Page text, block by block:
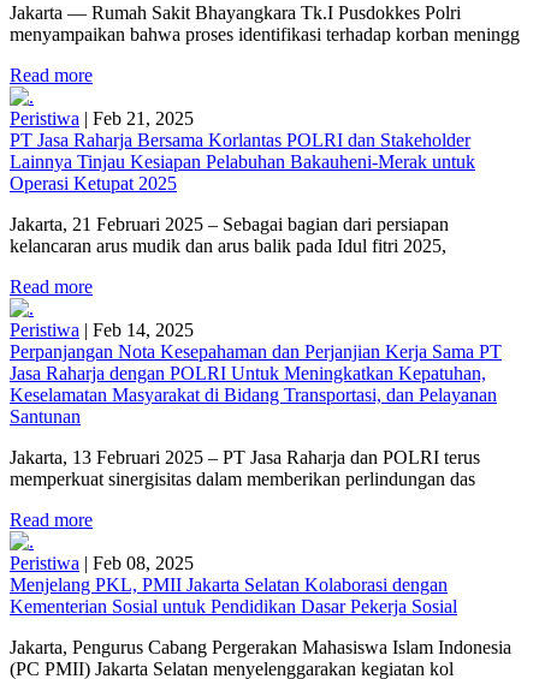
Jakarta — Rumah Sakit Bhayangkara Tk.I Pusdokkes Polri
menyampaikan bahwa proses identifikasi terhadap korban meningg
Read more
Peristiwa | Feb 21, 2025
PT Jasa Raharja Bersama Korlantas POLRI dan Stakeholder
Lainnya Tinjau Kesiapan Pelabuhan Bakauheni-Merak untuk
Operasi Ketupat 2025
Jakarta, 21 Februari 2025 – Sebagai bagian dari persiapan
kelancaran arus mudik dan arus balik pada Idul fitri 2025,
Read more
Peristiwa | Feb 14, 2025
Perpanjangan Nota Kesepahaman dan Perjanjian Kerja Sama PT
Jasa Raharja dengan POLRI Untuk Meningkatkan Kepatuhan,
Keselamatan Masyarakat di Bidang Transportasi, dan Pelayanan
Santunan
Jakarta, 13 Februari 2025 – PT Jasa Raharja dan POLRI terus
memperkuat sinergisitas dalam memberikan perlindungan das
Read more
Peristiwa | Feb 08, 2025
Menjelang PKL, PMII Jakarta Selatan Kolaborasi dengan
Kementerian Sosial untuk Pendidikan Dasar Pekerja Sosial
Jakarta, Pengurus Cabang Pergerakan Mahasiswa Islam Indonesia
(PC PMII) Jakarta Selatan menyelenggarakan kegiatan kol